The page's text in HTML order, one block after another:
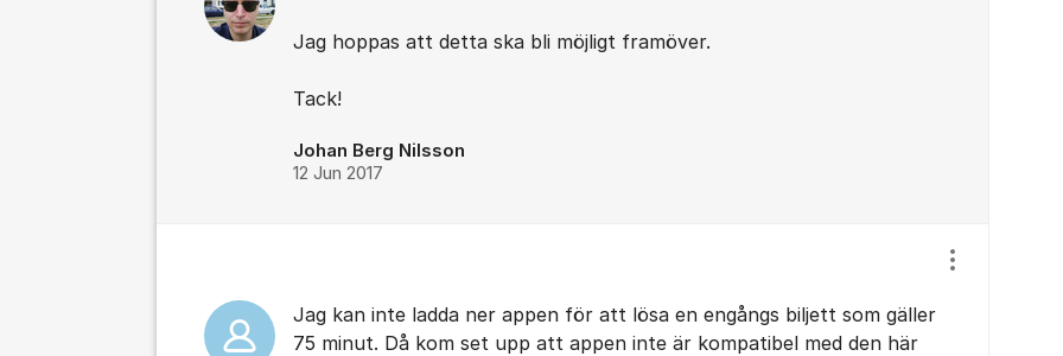
Jag hoppas att detta ska bli möjligt framöver.
Tack!
Johan Berg Nilsson
12 Jun 2017
Jag kan inte ladda ner appen för att lösa en engångs biljett som gäller
75 minut. Då kom set upp att appen inte är kompatibel med den här
Visa/dölj